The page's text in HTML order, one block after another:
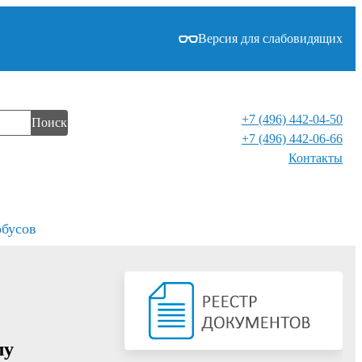
Версия для слабовидящих
Поиск
+7 (496) 442-04-50
+7 (496) 442-06-66
Контакты⁠